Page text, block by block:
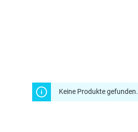
Keine Produkte gefunden.